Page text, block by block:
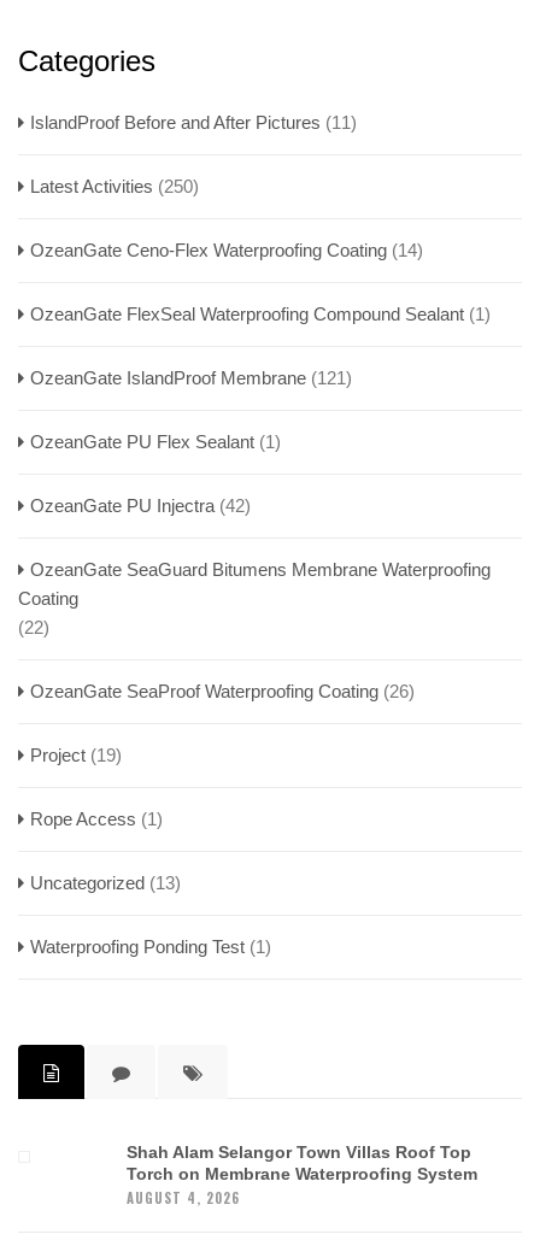
Categories
IslandProof Before and After Pictures (11)
Latest Activities (250)
OzeanGate Ceno-Flex Waterproofing Coating (14)
OzeanGate FlexSeal Waterproofing Compound Sealant (1)
OzeanGate IslandProof Membrane (121)
OzeanGate PU Flex Sealant (1)
OzeanGate PU Injectra (42)
OzeanGate SeaGuard Bitumens Membrane Waterproofing
Coating
(22)
OzeanGate SeaProof Waterproofing Coating (26)
Project (19)
Rope Access (1)
Uncategorized (13)
Waterproofing Ponding Test (1)
Shah Alam Selangor Town Villas Roof Top
Torch on Membrane Waterproofing System
AUGUST 4, 2026